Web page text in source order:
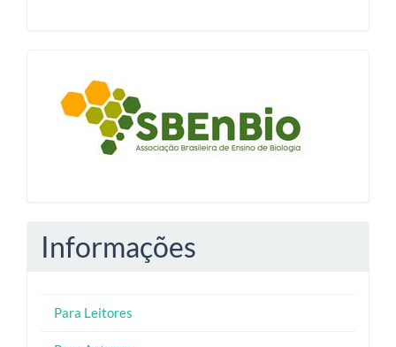
blocologosbenbio
Informações
Para Leitores